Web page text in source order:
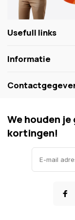
Usefull links
Informatie
We houden
kortingen!